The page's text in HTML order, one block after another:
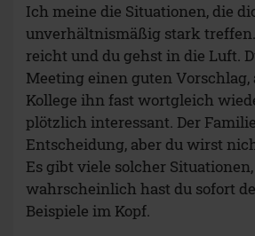
Ich meine die Situationen, die
unverhältnismäßig stark
reicht und du gehst in die Luft.
Meeting einen guten Vorschlag,
Kollege ihn fast wortgleich
plötzlich interessant. Der
Entscheidung, aber du wirst
Es gibt viele solcher
wahrscheinlich hast du sofort
Beispiele im Kopf.